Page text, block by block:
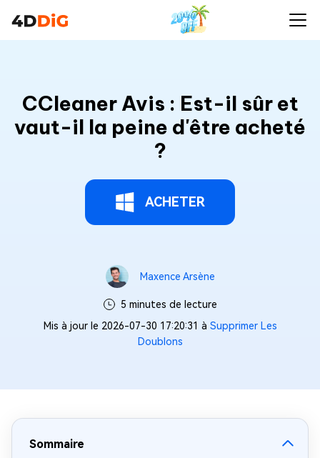
CCleaner Avis : Est-il sûr et
vaut-il la peine d'être acheté
?
ACHETER
Maxence Arsène
5 minutes de lecture
Mis à jour le 2026-07-30 17:20:31 à Supprimer Les
Doublons
Sommaire